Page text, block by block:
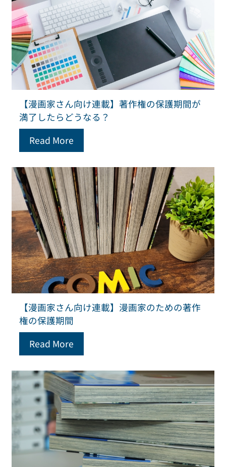
【漫画家さん向け連載】著作権の保護期間が
満了したらどうなる？
Read More
【漫画家さん向け連載】漫画家のための著作
権の保護期間
Read More